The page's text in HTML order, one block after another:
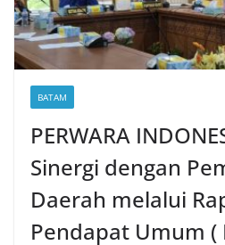
BATAM
PERWARA
Sinergi dengan
Daerah melalui
Pendapat Umum (